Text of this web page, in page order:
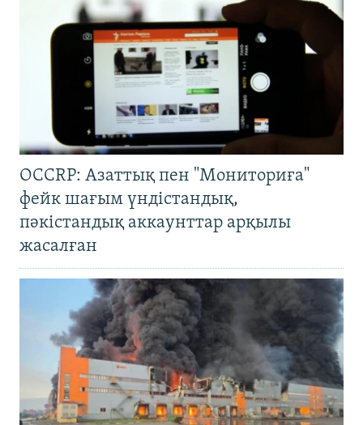
OCCRP: Азаттық пен "Мониториға"
фейк шағым үндістандық,
пәкістандық аккаунттар арқылы
жасалған